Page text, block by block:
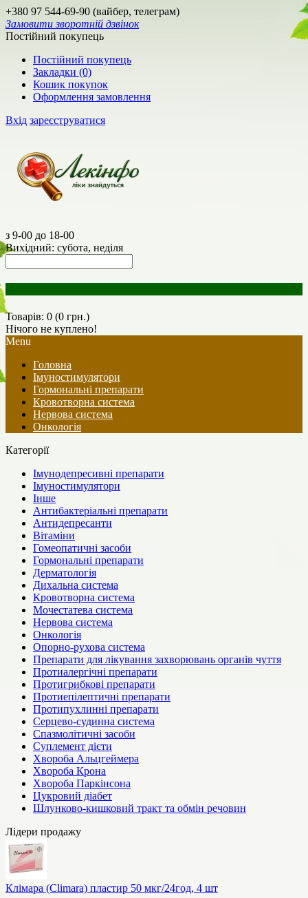
+380 97 544-69-90 (вайбер, телеграм)
Замовити зворотній дзвінок
Постійний покупець
Постійний покупець
Закладки (0)
Кошик покупок
Оформлення замовлення
Вхід зареєструватися
з 9-00 до 18-00
Вихідний: субота, неділя
Товарів: 0 (0 грн.)
Нічого не куплено!
Menu
Головна
Імуностимулятори
Гормональні препарати
Кровотворна система
Нервова система
Онкологія
Категорії
Імунодепресивні препарати
Імуностимулятори
Інше
Антибактеріальні препарати
Антидепресанти
Вітаміни
Гомеопатичні засоби
Гормональні препарати
Дерматологія
Дихальна система
Кровотворна система
Мочестатева система
Нервова система
Онкологія
Опорно-рухова система
Препарати для лікування захворювань органів чуття
Протиалергічні препарати
Протигрибкові препарати
Протиепілептичні препарати
Протипухлинні препарати
Серцево-судинна система
Спазмолітичні засоби
Суплемент дієти
Хвороба Альцгеймера
Хвороба Крона
Хвороба Паркінсона
Цукровий діабет
Шлунково-кишковий тракт та обмін речовин
Лідери продажу
Клімара (Climara) пластир 50 мкг/24год, 4 шт